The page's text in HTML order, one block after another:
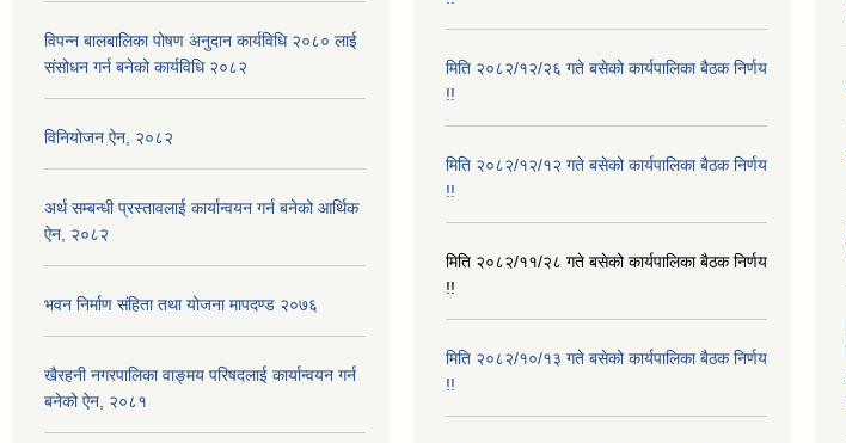
विपन्न बालबालिका पोषण अनुदान कार्यविधि २०८० लाई
संसोधन गर्न बनेको कार्यविधि २०८२
विनियोजन ऐन, २०८२
अर्थ सम्बन्धी प्रस्तावलाई कार्यान्वयन गर्न बनेको आर्थिक
ऐन, २०८२
भवन निर्माण संहिता तथा योजना मापदण्ड २०७६
खैरहनी नगरपालिका वाङ्मय परिषदलाई कार्यान्वयन गर्न
बनेको ऐन, २०८१
मिति २०८२/१२/२६ गते बसेको कार्यपालिका बैठक निर्णय
!!
मिति २०८२/१२/१२ गते बसेको कार्यपालिका बैठक निर्णय
!!
मिति २०८२/११/२८ गते बसेको कार्यपालिका बैठक निर्णय
!!
मिति २०८२/१०/१३ गते बसेको कार्यपालिका बैठक निर्णय
!!